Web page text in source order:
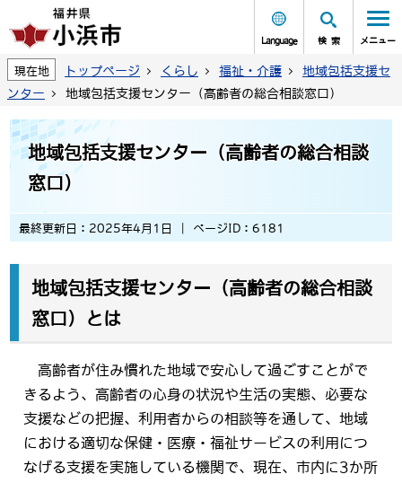
Language 検索 メニュー
現在地 トップページ くらし 福祉・介護
地域包括支援セ
ンター
地域包括支援センター（高齢者の総合相談窓口）
地域包括支援センター（高齢者の総合相談
窓口）
最終更新日：2025年4月1日 ページID：6181
地域包括支援センター（高齢者の総合相談
窓口）とは
高齢者が住み慣れた地域で安心して過ごすことがで
きるよう、高齢者の心身の状況や生活の実態、必要な
支援などの把握、利用者からの相談等を通して、地域
における適切な保健・医療・福祉サービスの利用につ
なげる支援を実施している機関で、現在、市内に3か所